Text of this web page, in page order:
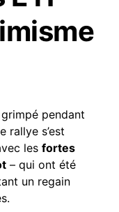
pendant
rallye s’est
les fortes
– qui ont été
un regain